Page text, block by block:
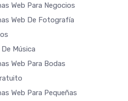
Web Para Negocios
Web De Fotografía
Música
Web Para Bodas
Web Para Pequeñas